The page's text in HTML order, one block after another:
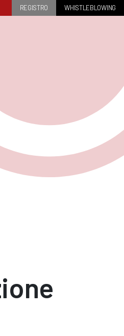
REGISTRO WHISTLEBLOWING